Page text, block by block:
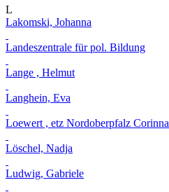
L
Lakomski, Johanna
Landeszentrale für pol. Bildung
Lange , Helmut
Langhein, Eva
Loewert , etz Nordoberpfalz Corinna
Löschel, Nadja
Ludwig, Gabriele